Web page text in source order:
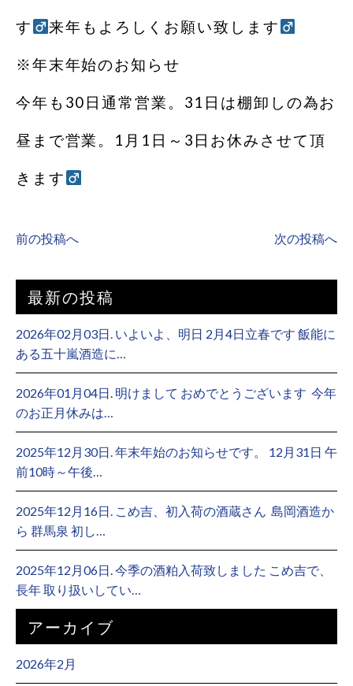
す‍ 来年もよろしくお願い致します‍
※年末年始のお知らせ
今年も30日通常営業。31日は棚卸しの為お
昼まで営業。1月1日～3日お休みさせて頂
きます‍
前の投稿へ 次の投稿へ
最新の投稿
2026年02月03日. いよいよ、明日 2月4日立春です 飯能に
ある五十嵐酒造に…
2026年01月04日. 明けまして おめでとうございます ⁡ 今年
のお正月休みは…
2025年12月30日. 年末年始のお知らせです。 12月31日 午
前10時～午後…
2025年12月16日. こめ吉、初入荷の酒蔵さん ⁡ 島岡酒造か
ら 群馬泉 初し…
2025年12月06日. 今季の酒粕入荷致しました こめ吉で、
長年 取り扱いしてい…
アーカイブ
2026年2月